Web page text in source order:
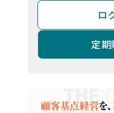
ロ
定期